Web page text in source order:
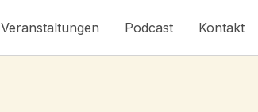
Veranstaltungen Podcast Kontakt